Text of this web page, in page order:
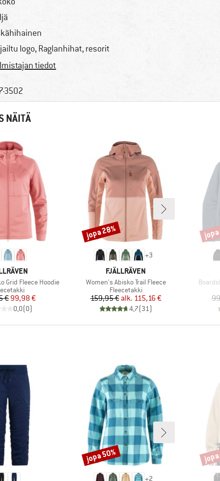
logo, Raglanhihat, resorit
tiedot
3502
NÄITÄ
Grid Fleece Hoodie
Hinta
€Alennettu hinta
99,98 €
0,0(0)
+3
MERKKI
FJÄLLRÄVEN
Tuote
Women's Abisko Trail Fleece
Tuoteryhmä
Fleecetakki
Hinta
159,95 € Alennettu hinta
alk. 115,16 €
4,7(31)
Alennus
jopa 28%
Tuote
+2
Alennus
jopa 50%